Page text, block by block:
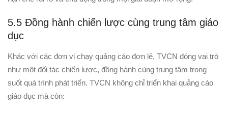
5.5 Đồng hành chiến lược cùng trung tâm giáo
dục
Khác với các đơn vị chạy quảng cáo đơn lẻ, TVCN đóng vai trò
như một đối tác chiến lược, đồng hành cùng trung tâm trong
suốt quá trình phát triển. TVCN không chỉ triển khai quảng cáo
giáo dục mà còn: